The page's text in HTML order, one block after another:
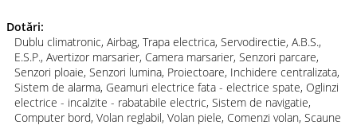
Dotări:
Dublu climatronic, Airbag, Trapa electrica, Servodirectie, A.B.S.,
E.S.P., Avertizor marsarier, Camera marsarier, Senzori parcare,
Senzori ploaie, Senzori lumina, Proiectoare, Inchidere centralizata,
Sistem de alarma, Geamuri electrice fata - electrice spate, Oglinzi
electrice - incalzite - rabatabile electric, Sistem de navigatie,
Computer bord, Volan reglabil, Volan piele, Comenzi volan, Scaune